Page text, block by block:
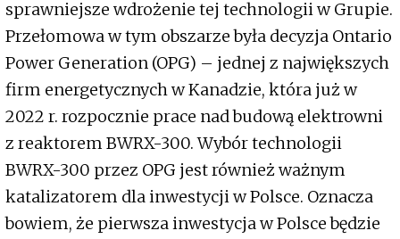
sprawniejsze wdrożenie tej technologii w Grupie.
Przełomowa w tym obszarze była decyzja Ontario
Power Generation (OPG) – jednej z największych
firm energetycznych w Kanadzie, która już w
2022 r. rozpocznie prace nad budową elektrowni
z reaktorem BWRX-300. Wybór technologii
BWRX-300 przez OPG jest również ważnym
katalizatorem dla inwestycji w Polsce. Oznacza
bowiem, że pierwsza inwestycja w Polsce będzie